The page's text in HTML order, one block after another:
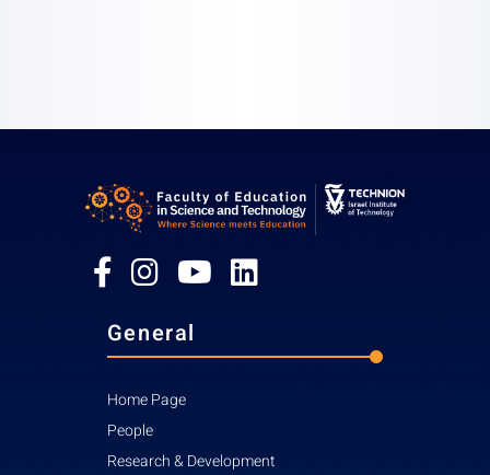
Email:maliza@technion.ac.il
General
Home Page
People
Research & Development